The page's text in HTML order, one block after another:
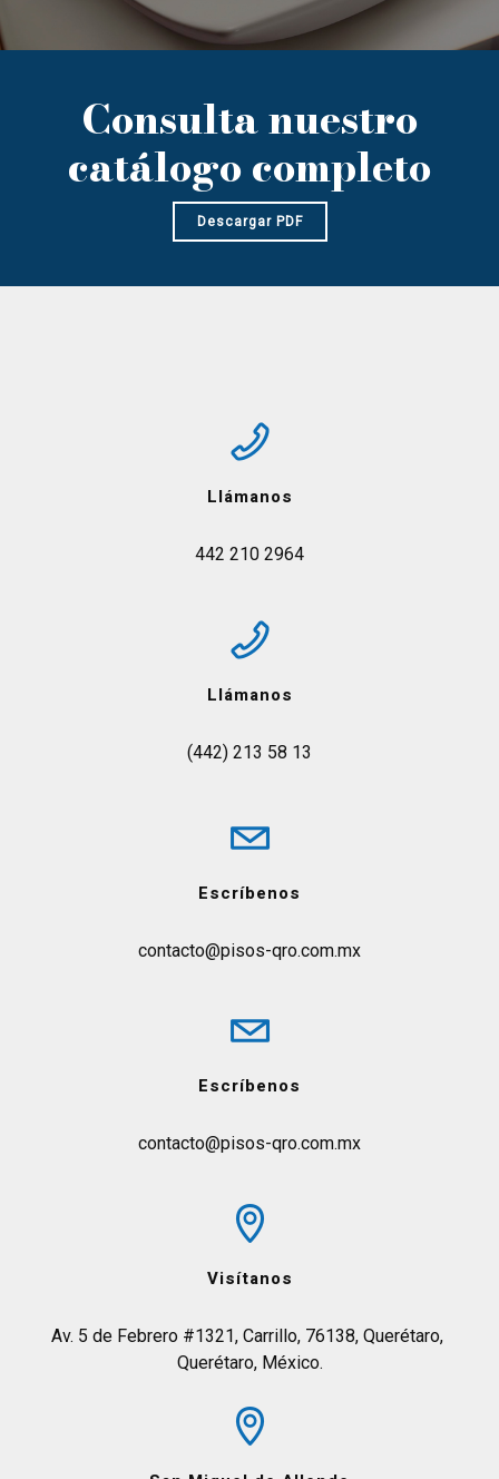
VER PRODUCTOS
LAVABOS AMBIANCE
Consulta nuestro
catálogo completo
Descargar PDF
Llámanos
442 210 2964
Llámanos
(442) 213 58 13
Escríbenos
contacto@pisos-qro.com.mx
Escríbenos
contacto@pisos-qro.com.mx
Visítanos
Av. 5 de Febrero #1321, Carrillo, 76138, Querétaro,
Querétaro, México.